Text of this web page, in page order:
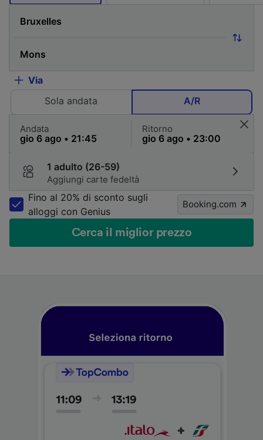
Via
Sola andata
A/R
Andata Ritorno
1 adulto (26-59)
Aggiungi carte fedeltà
Fino al 20% di sconto sugli
alloggi con Genius
Booking.com
Cerca il miglior prezzo